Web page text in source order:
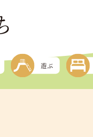
遊ぶ